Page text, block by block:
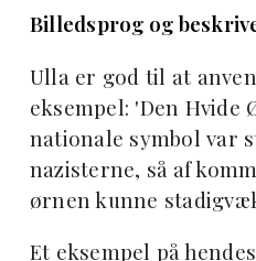
Billedsprog og
Ulla er god til at
eksempel: 'Den Hvide
nationale symbol var
nazisterne, så af
ørnen kunne
Et eksempel på